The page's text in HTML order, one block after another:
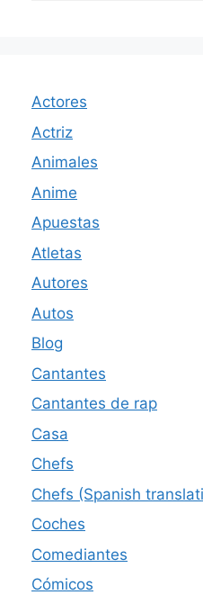
Actores
Actriz
Animales
Anime
Apuestas
Atletas
Autores
Autos
Blog
Cantantes
Cantantes de rap
Casa
Chefs
Chefs (Spanish
Coches
Comediantes
Cómicos